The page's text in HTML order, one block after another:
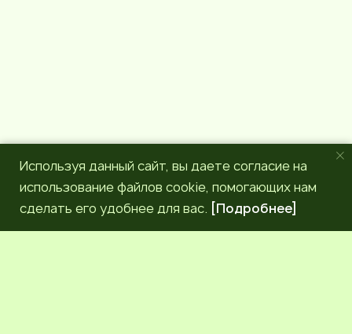
Используя данный сайт, вы даете согласие на
использование файлов cookie, помогающих нам
сделать его удобнее для вас. [Подробнее]